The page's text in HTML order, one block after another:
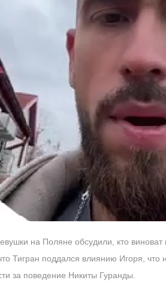
на Поляне обсудили, кто
Тигран поддался влиянию Игоря, что
за поведение Никиты Гуранды.